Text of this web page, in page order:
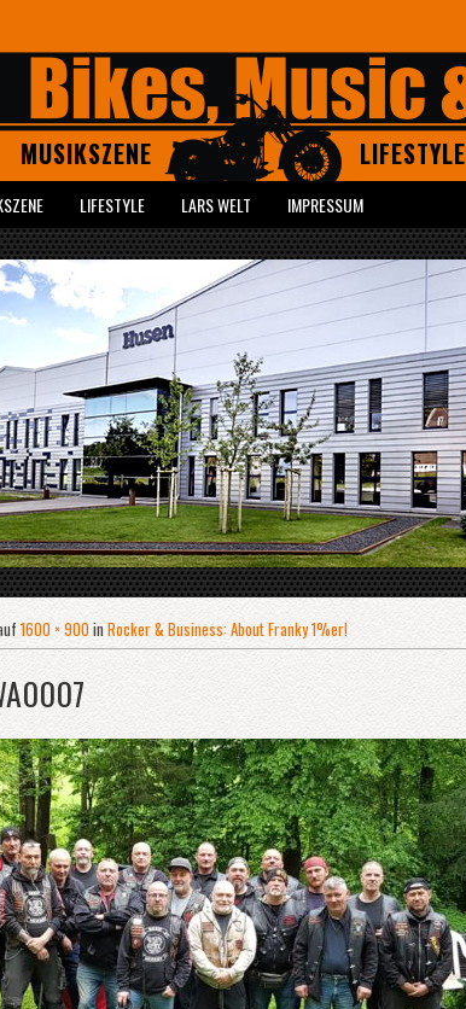
MUSIKSZENE LIFESTYLE
LIFESTYLE LARS WELT IMPRESSUM
1600 × 900inRocker & Business: About Franky 1%er!